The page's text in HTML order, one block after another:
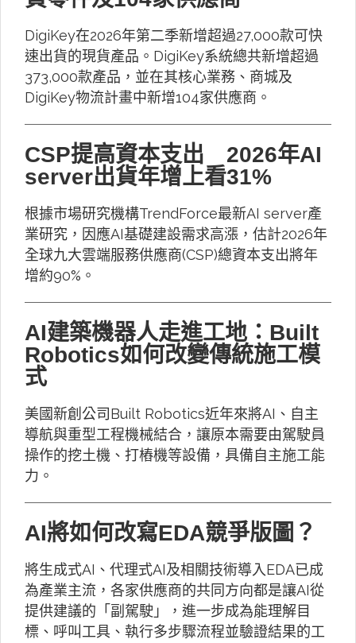
DigiKey在2026年第二季新增超過27,000款可快
速出貨的現貨產品。DigiKey系統總共新增超過
373,000款產品，並在其核心業務、商城及
DigiKey物流計畫中新增104家供應商。
CSP提高資本支出 2026年AI
server出貨年增上看31%
根據市場研究機構TrendForce最新AI server產
業研究，因應AI基礎建設需求高漲，估計2026年
全球九大雲端服務供應商(CSP)總資本支出將年
增約90%。
AI建築機器人走進工地：Built
Robotics如何改變傳統施工模
式
美國新創公司Built Robotics近年來將AI、自主
導航與重型工程機械結合，讓原本需要由駕駛員
操作的挖土機、打樁機等設備，具備自主施工能
力。
AI將如何改寫EDA競爭版圖？
將生成式AI、代理式AI及相關技術導入EDA已成
為產業主流，各家供應商的共同方向都是讓AI從
提供建議的「副駕駛」，進一步成為能理解目
標、呼叫工具、執行多步驟流程並驗證結果的工